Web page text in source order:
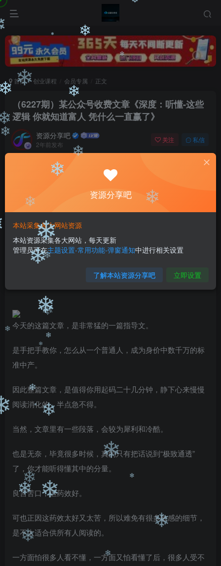
首页 创业课程 会员专属 正文
（6227期）某公众号收费文章《深度：听懂-这些
逻辑 你就知道富人 凭什么一直赢了》
资源分享吧
2年前发布
关注 私信
此内容为付费阅读，请付费后查看
黄金会员免费
您暂无购买权限，请先开通会员
开通会员
今天的这篇文章，是非常猛的一篇指导文。
是手把手教你，怎么从一个普通人，成为身价中数千万的标
准中产。
因此整篇文章，是值得你用起码二十几分钟，静下心来慢慢
阅读消化的，半点急不得。
当然，文章里有一些段落，会较为犀利和冷酷。
也是无奈，毕竟很多时候，真的只有把话说到“极致通透”
了，你才能听得懂其中的分量。
良言苦口，但药效好。
可也正因这药效太好又太苦，所以难免有很多敏感的细节，
是不太适合供所有人阅读的。
一方面怕很多人看不懂，一方面又怕看懂了后，很多人受不
资源分享吧
本站采集各大网站资源
本站资源采集各大网站，每天更新
管理员可在主题设置-常用功能-弹窗通知中进行相关设置
了解本站资源分享吧 立即设置
❄
❄ ❄
❄
❄
❄
❄
❄
❄
❄
❄
❄
❄ ❄
❄
❄
❄
❄ ❄